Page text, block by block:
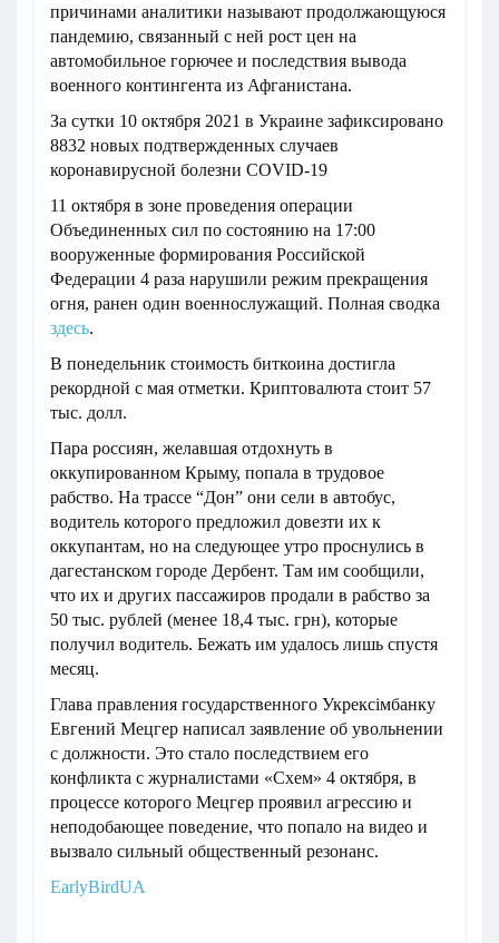
причинами аналитики называют продолжающуюся
пандемию, связанный с ней рост цен на
автомобильное горючее и последствия вывода
военного контингента из Афганистана.
За сутки 10 октября 2021 в Украине зафиксировано
8832 новых подтвержденных случаев
коронавирусной болезни COVID-19
11 октября в зоне проведения операции
Объединенных сил по состоянию на 17:00
вооруженные формирования Российской
Федерации 4 раза нарушили режим прекращения
огня, ранен один военнослужащий. Полная сводка
здесь.
В понедельник стоимость биткоина достигла
рекордной с мая отметки. Криптовалюта стоит 57
тыс. долл.
Пара россиян, желавшая отдохнуть в
оккупированном Крыму, попала в трудовое
рабство. На трассе “Дон” они сели в автобус,
водитель которого предложил довезти их к
оккупантам, но на следующее утро проснулись в
дагестанском городе Дербент. Там им сообщили,
что их и других пассажиров продали в рабство за
50 тыс. рублей (менее 18,4 тыс. грн), которые
получил водитель. Бежать им удалось лишь спустя
месяц.
Глава правления государственного Укрексімбанку
Евгений Мецгер написал заявление об увольнении
с должности. Это стало последствием его
конфликта с журналистами «Схем» 4 октября, в
процессе которого Мецгер проявил агрессию и
неподобающее поведение, что попало на видео и
вызвало сильный общественный резонанс.
EarlyBirdUA